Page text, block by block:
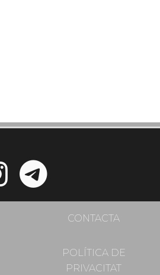
CONTACTA
POLÍTICA DE
PRIVACITAT